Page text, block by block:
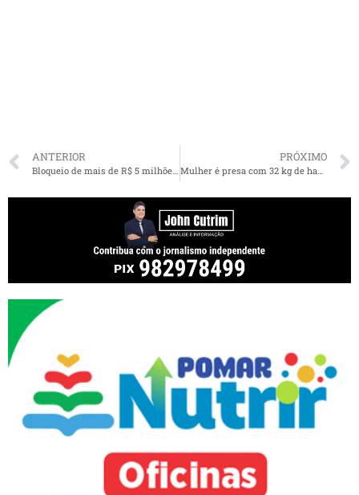
ANTERIOR
Bloqueio de mais de R$ 5 milhões do Município de Coroatá é determinado pela Justiça
PRÓXIMO
Mulher é presa com 32 kg de haxixe no aeroporto de São Luís